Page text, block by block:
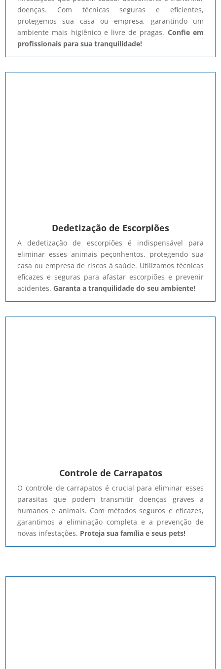
doenças. Com técnicas seguras e eficientes,
protegemos sua casa ou empresa, garantindo um
ambiente mais higiênico e livre de pragas. Confie em
profissionais para sua tranquilidade!
Dedetização de Escorpiões
A dedetização de escorpiões é indispensável para
eliminar esses animais peçonhentos, protegendo sua
casa ou empresa de riscos à saúde. Utilizamos técnicas
eficazes e seguras para afastar escorpiões e prevenir
acidentes. Garanta a tranquilidade do seu ambiente!
Controle de Carrapatos
O controle de carrapatos é crucial para eliminar esses
parasitas que podem transmitir doenças graves a
humanos e animais. Com métodos seguros e eficazes,
garantimos a eliminação completa e a prevenção de
novas infestações. Proteja sua família e seus pets!